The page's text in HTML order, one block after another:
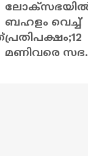
ബഹളം വെച്ച്
പ്രതിപക്ഷം;12
മണിവരെ സഭ